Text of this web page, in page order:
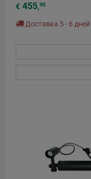
€ 455,95
Доставка 5 - 6 дней